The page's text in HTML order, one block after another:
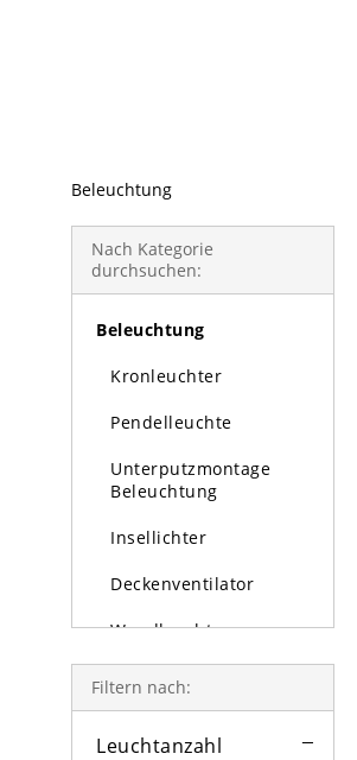
Beleuchtung
Nach Kategorie
durchsuchen:
Beleuchtung
Kronleuchter
Pendelleuchte
Unterputzmontage
Beleuchtung
Insellichter
Deckenventilator
Wandleuchten
Tischlampe und
Stehlampe
Außenleuchten
Filtern nach:
Leuchtanzahl